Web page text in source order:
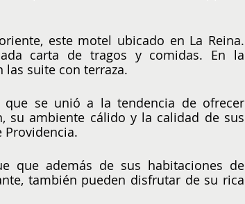
este motel ubicado en La Reina.
carta de tragos y comidas. En la
las suite con terraza.
se unió a la tendencia de ofrecer
su ambiente cálido y la calidad de sus
Providencia.
que además de sus habitaciones de
también pueden disfrutar de su rica